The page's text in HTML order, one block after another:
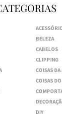
BELEZA
CABELOS
CLIPPING
COISAS
COISAS
DIY